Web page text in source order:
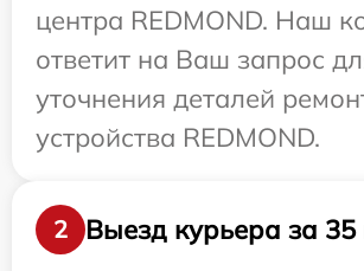
центра REDMOND. Наш
ответит на Ваш запрос
уточнения деталей
устройства REDMOND.
2 Выезд курьера за 35